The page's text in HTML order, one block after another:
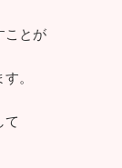
ことが
。
て